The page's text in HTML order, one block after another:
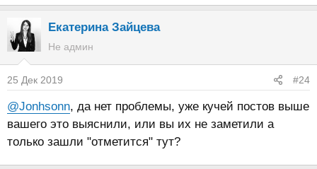
е
к
ц
и
:
Екатерина Зайцева
Не админ
25 Дек 2019 #24
@Jonhsonn, да нет проблемы, уже кучей постов выше
вашего это выяснили, или вы их не заметили а
только зашли "отметится" тут?